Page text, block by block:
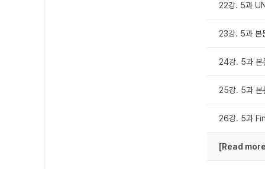
22강. 5과
23강. 5과 본
24강. 5과
25강. 5과
26강. 5과
[Read